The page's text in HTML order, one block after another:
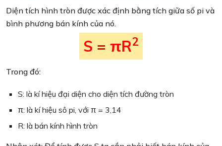
Diện tích hình tròn được xác định bằng tích giữa số pi và
bình phương bán kính của nó.
S = πR2
Trong đó:
S: là kí hiệu đại diện cho diện tích đường tròn
π: là kí hiệu sô pi, với π = 3,14
R: là bán kính hình tròn